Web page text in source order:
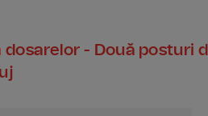
dosarelor - Două posturi